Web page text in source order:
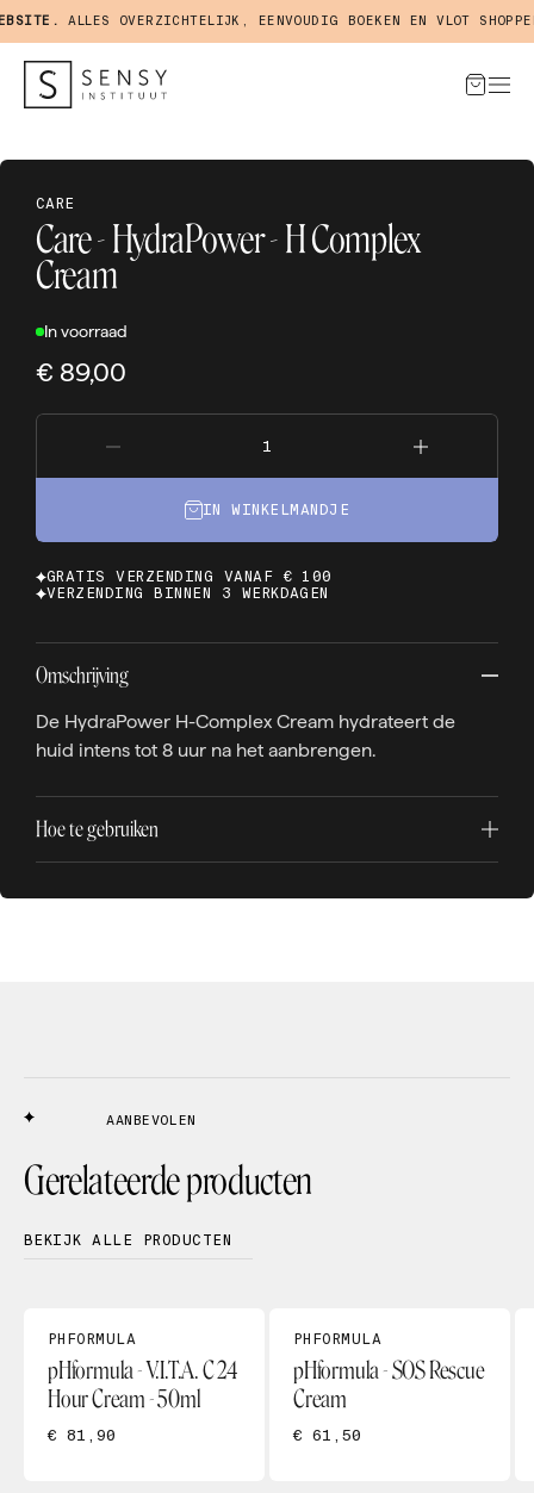
ALLES OVERZICHTELIJK, EENVOUDIG BOEKEN EN VLOT SHOPPEN
CARE
Care - HydraPower - H Complex
Cream
In voorraad
€ 89,00
IN WINKELMANDJE
GRATIS VERZENDING VANAF € 100
VERZENDING BINNEN 3 WERKDAGEN
Omschrijving
De HydraPower H-Complex Cream hydrateert de
huid intens tot 8 uur na het aanbrengen.
Hoe te gebruiken
AANBEVOLEN
Gerelateerde producten
BEKIJK ALLE PRODUCTEN
PHFORMULA
pHformula - V.I.T.A. C 24
Hour Cream - 50ml
€ 81,90
PHFORMULA
pHformula - SOS Rescue
Cream
€ 61,50